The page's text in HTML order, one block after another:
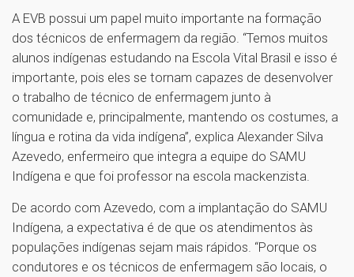
A EVB possui um papel muito importante na formação
dos técnicos de enfermagem da região. “Temos muitos
alunos indígenas estudando na Escola Vital Brasil e isso é
importante, pois eles se tornam capazes de desenvolver
o trabalho de técnico de enfermagem junto à
comunidade e, principalmente, mantendo os costumes, a
língua e rotina da vida indígena”, explica Alexander Silva
Azevedo, enfermeiro que integra a equipe do SAMU
Indígena e que foi professor na escola mackenzista.
De acordo com Azevedo, com a implantação do SAMU
Indígena, a expectativa é de que os atendimentos às
populações indígenas sejam mais rápidos. “Porque os
condutores e os técnicos de enfermagem são locais, o